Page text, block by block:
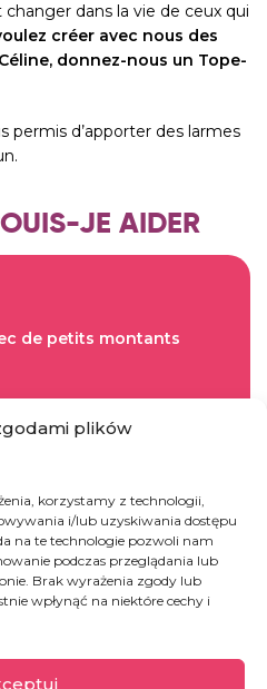
plików
korzystamy z technologii,
i/lub uzyskiwania dostępu
na te technologie pozwoli nam
podczas przeglądania lub
Brak wyrażenia zgody lub
wpłynąć na niektóre cechy i
dans la vie de ceux qui
créer avec nous des
donnez-nous un Tope-
permis d’apporter des larmes
JE AIDER
de petits montants
TOPE-LÀ 5!
naturel sous la